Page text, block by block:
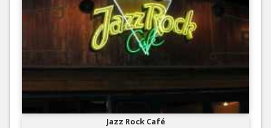
Jazz Rock Café